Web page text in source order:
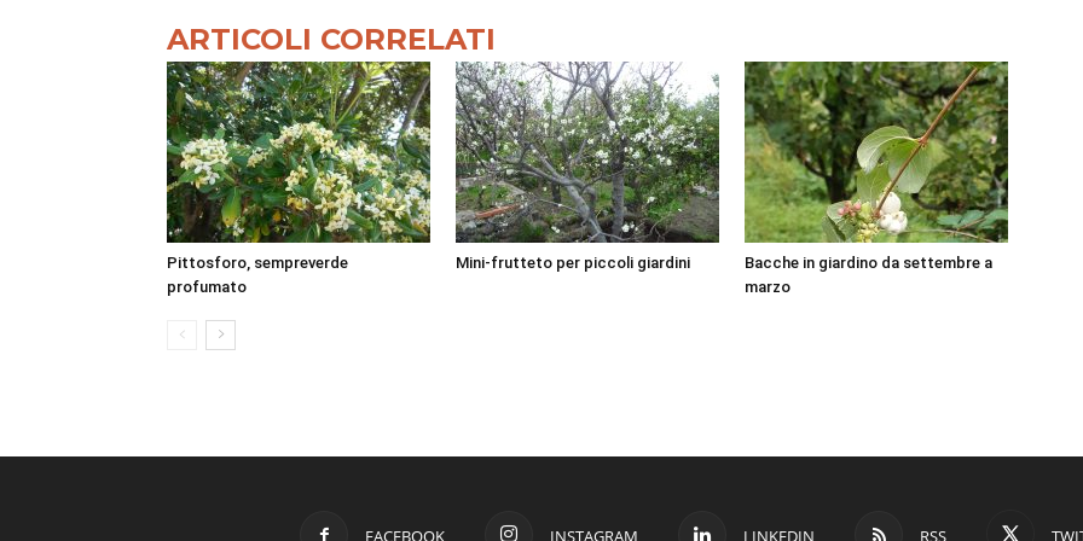
ARTICOLI CORRELATI
Pittosforo, sempreverde
profumato
Mini-frutteto per piccoli giardini
Bacche in giardino da settembre a
marzo
FACEBOOK INSTAGRAM LINKEDIN RSS